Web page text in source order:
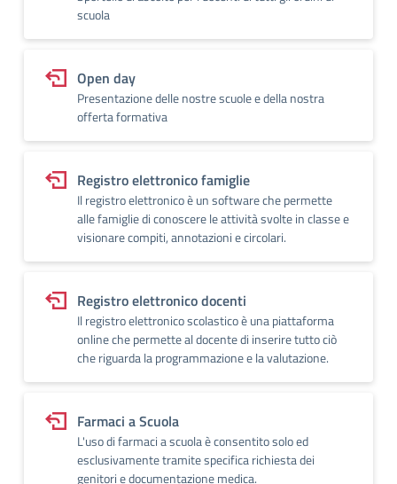
scuola
Open day
Presentazione delle nostre scuole e della nostra
offerta formativa
Registro elettronico famiglie
Il registro elettronico è un software che permette
alle famiglie di conoscere le attività svolte in classe e
visionare compiti, annotazioni e circolari.
Registro elettronico docenti
Il registro elettronico scolastico è una piattaforma
online che permette al docente di inserire tutto ciò
che riguarda la programmazione e la valutazione.
Farmaci a Scuola
L'uso di farmaci a scuola è consentito solo ed
esclusivamente tramite specifica richiesta dei
genitori e documentazione medica.